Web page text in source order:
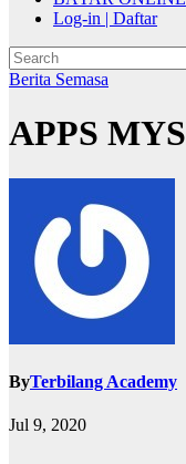
Log-in | Daftar
Berita Semasa
APPS
ByTerbilang Academy
Jul 9, 2020